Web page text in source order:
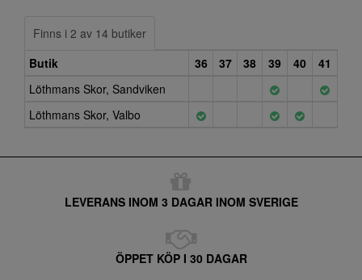
Finns i 2 av 14 butiker
Butik
36 37 38 39 40
41
Löthmans Skor, Sandviken
Löthmans Skor, Valbo
LEVERANS INOM 3 DAGAR INOM SVERIGE
ÖPPET KÖP I 30 DAGAR